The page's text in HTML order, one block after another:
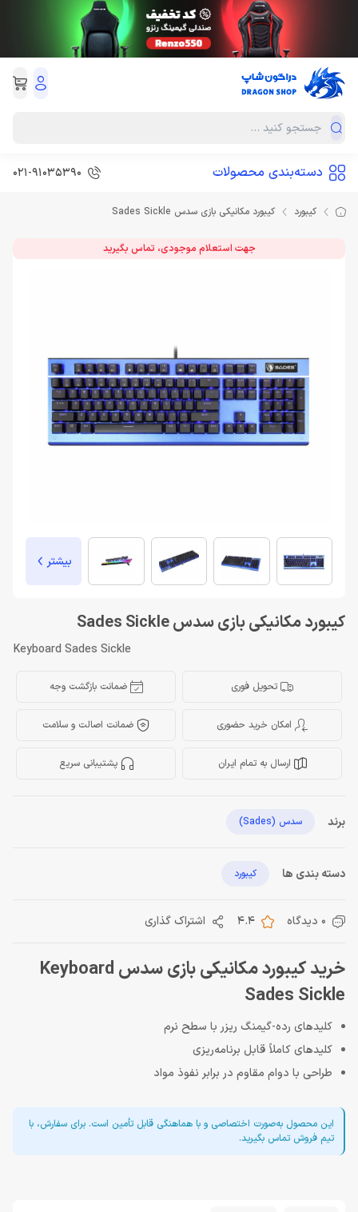
دسته‌بندی محصولات 021-91035390
کیبورد کیبورد مکانیکی بازی سدس Sades Sickle
جهت استعلام موجودی، تماس بگیرید
بیشتر
کیبورد مکانیکی بازی سدس Sades Sickle
Keyboard Sades Sickle
تحویل فوری ضمانت بازگشت وجه
امکان خرید حضوری ضمانت اصالت و سلامت
ارسال به تمام ایران پشتیبانی سریع
برند سدس (Sades)
دسته بندی ها کیبورد
0 دیدگاه 4.4 اشتراک گذاری
خرید کیبورد مکانیکی بازی سدس Keyboard
Sades Sickle
کلیدهای رده-گیمنگ ریزر با سطح نرم
کلیدهای کاملاً قابل برنامه‌ریزی
طراحی با دوام مقاوم در برابر نفوذ مواد
این محصول به‌صورت اختصاصی و با هماهنگی قابل تأمین است. برای سفارش، با
تیم فروش تماس بگیرید.